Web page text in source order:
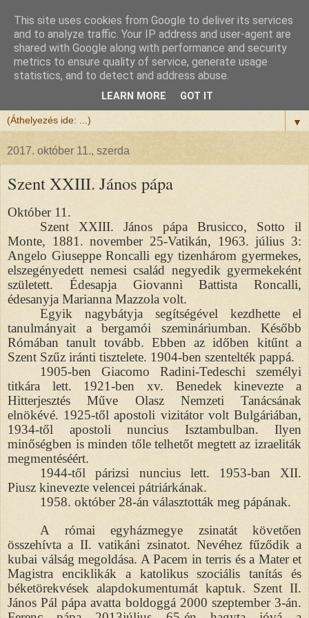
Félix atya
Szeretettel köszöntöm a honlapomra ellátogatót.
▼
2017. október 11., szerda
Szent XXIII. János pápa
Október 11.
Szent XXIII. János pápa Brusicco, Sotto il
Monte, 1881. november 25-Vatikán, 1963. július 3:
Angelo Giuseppe Roncalli egy tizenhárom gyermekes,
elszegényedett nemesi család negyedik gyermekeként
született. Édesapja Giovanni Battista Roncalli,
édesanyja Marianna Mazzola volt.
Egyik nagybátyja segítségével kezdhette el
tanulmányait a bergamói szemináriumban. Később
Rómában tanult tovább. Ebben az időben kitűnt a
Szent Szűz iránti tisztelete. 1904-ben szentelték pappá.
1905-ben Giacomo Radini-Tedeschi személyi
titkára lett. 1921-ben xv. Benedek kinevezte a
Hitterjesztés Műve Olasz Nemzeti Tanácsának
elnökévé. 1925-től apostoli vizitátor volt Bulgáriában,
1934-től apostoli nuncius Isztambulban. Ilyen
minőségben is minden tőle telhetőt megtett az izraeliták
megmentéséért.
1944-től párizsi nuncius lett. 1953-ban XII.
Piusz kinevezte velencei pátriárkának.
1958. október 28-án választották meg pápának.
A római egyházmegye zsinatát követően
összehívta a II. vatikáni zsinatot. Nevéhez fűződik a
kubai válság megoldása. A Pacem in terris és a Mater et
Magistra enciklikák a katolikus szociális tanítás és
béketörekvések alapdokumentumát kaptuk. Szent II.
János Pál pápa avatta boldoggá 2000 szeptember 3-án.
This site uses cookies from Google to deliver its services
and to analyze traffic. Your IP address and user-agent are
shared with Google along with performance and security
metrics to ensure quality of service, generate usage
statistics, and to detect and address abuse.
LEARN MORE GOT IT